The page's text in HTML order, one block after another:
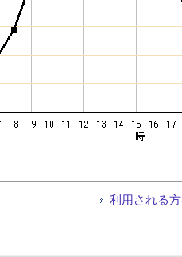
利用される